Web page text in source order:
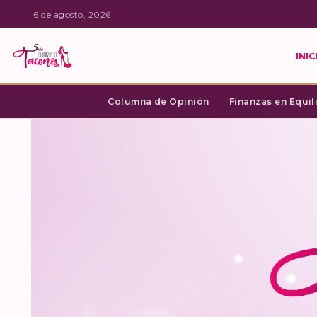
·6 de agosto, 2026
Columna de Opinión Finanzas en